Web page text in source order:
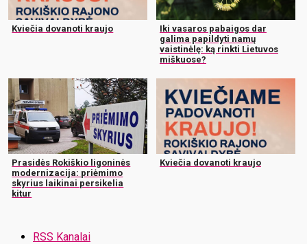
Kviečia dovanoti kraujo
Iki vasaros pabaigos dar
galima papildyti namų
vaistinėlę: ką rinkti Lietuvos
miškuose?
Prasidės Rokiškio ligoninės
modernizacija: priėmimo
skyrius laikinai persikelia
kitur
Kviečia dovanoti kraujo
RSS Kanalai